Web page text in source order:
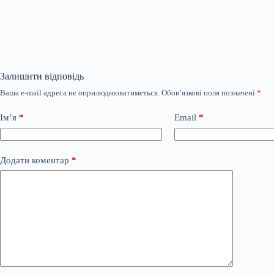
Залишити відповідь
Ваша e-mail адреса не оприлюднюватиметься. Обов’язкові поля позначені *
Ім’я * Email *
Додати коментар *